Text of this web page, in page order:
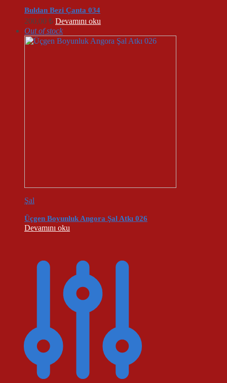
Buldan Bezi Çanta 034
200,00 ₺ Devamını oku
Out of stock
Şal
Üçgen Boyunluk Angora Şal Atkı 026
Devamını oku